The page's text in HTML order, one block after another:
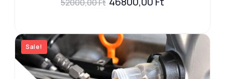
52000,00Ft
Sale!